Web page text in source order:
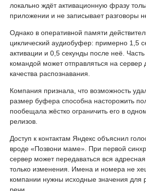
локально ждёт активационную фразу
приложении и не записывает разговоры
Однако в оперативной памяти
циклический аудиобуфер: примерно 1,5
активации и 0,5 секунды после неё. Часть
командой может отправляться на сервер
качества распознавания.
Компания признала, что возможность
размер буфера способна насторожить
пообещала жёстко ограничить его в
релизов.
Доступ к контактам Яндекс объяснил
вроде «Позвони маме». При первой
сервер может передаваться вся
только изменения. Имена и номера не
компании нужны исходные значения для